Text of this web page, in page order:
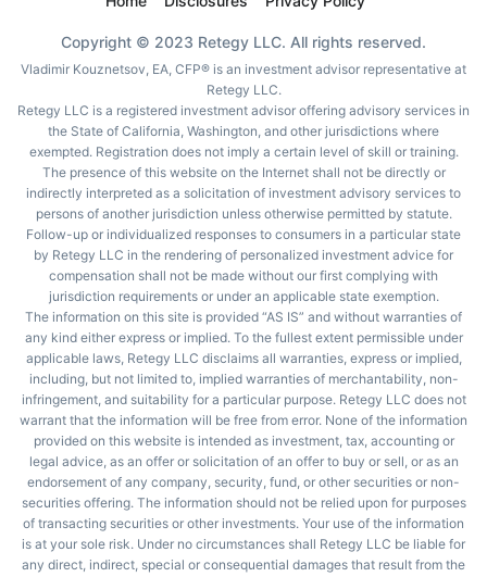
Copyright © 2023 Retegy LLC. All rights reserved.
Vladimir Kouznetsov, EA, CFP® is an investment advisor representative at
Retegy LLC.
Retegy LLC is a registered investment advisor offering advisory services in
the State of California, Washington, and other jurisdictions where
exempted. Registration does not imply a certain level of skill or training.
The presence of this website on the Internet shall not be directly or
indirectly interpreted as a solicitation of investment advisory services to
persons of another jurisdiction unless otherwise permitted by statute.
Follow-up or individualized responses to consumers in a particular state
by Retegy LLC in the rendering of personalized investment advice for
compensation shall not be made without our first complying with
jurisdiction requirements or under an applicable state exemption.
The information on this site is provided “AS IS” and without warranties of
any kind either express or implied. To the fullest extent permissible under
applicable laws, Retegy LLC disclaims all warranties, express or implied,
including, but not limited to, implied warranties of merchantability, non-
infringement, and suitability for a particular purpose. Retegy LLC does not
warrant that the information will be free from error. None of the information
provided on this website is intended as investment, tax, accounting or
legal advice, as an offer or solicitation of an offer to buy or sell, or as an
endorsement of any company, security, fund, or other securities or non-
securities offering. The information should not be relied upon for purposes
of transacting securities or other investments. Your use of the information
is at your sole risk. Under no circumstances shall Retegy LLC be liable for
any direct, indirect, special or consequential damages that result from the